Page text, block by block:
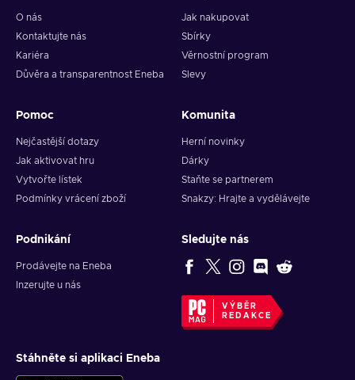
O nás
Kontaktujte nás
Kariéra
Důvěra a transparentnost Eneba
Jak nakupovat
Sbírky
Věrnostní program
Slevy
Pomoc
Nejčastější dotazy
Jak aktivovat hru
Vytvořte lístek
Podmínky vrácení zboží
Komunita
Herní novinky
Dárky
Staňte se partnerem
Snakzy: Hrajte a vydělávejte
Podnikání
Prodávejte na Eneba
Inzerujte u nás
Sledujte nás
VÝBĚR
REDAKCE
Stáhněte si aplikaci Eneba